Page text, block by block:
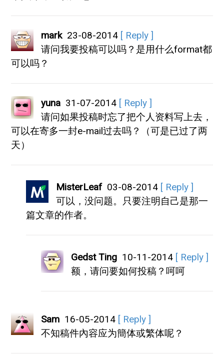
mark 23-08-2014
[ Reply ]
请问我要投稿可以吗？是用什么format都
可以吗？
yuna 31-07-2014
[ Reply ]
请问如果投稿时忘了把个人资料写上去，
可以在寄多一封e-mail过去吗？（可是已过了两
天）
MisterLeaf 03-08-2014
[ Reply ]
可以，没问题。只要注明自己是那一
篇文章的作者。
Gedst Ting 10-11-2014
[ Reply ]
额，请问要如何投稿？呵呵
Sam 16-05-2014
[ Reply ]
不知稿件內容应为簡体或繁体呢？